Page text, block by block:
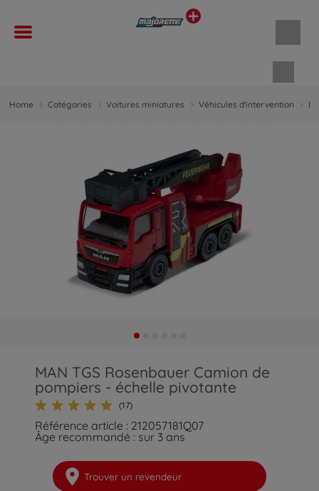
Home Catégories Voitures miniatures Véhicules d'intervention
MAN TGS Rosenbauer Camion de
pompiers - échelle pivotante
(17)
Référence article : 212057181Q07
Âge recommandé : sur 3 ans
Trouver un revendeur